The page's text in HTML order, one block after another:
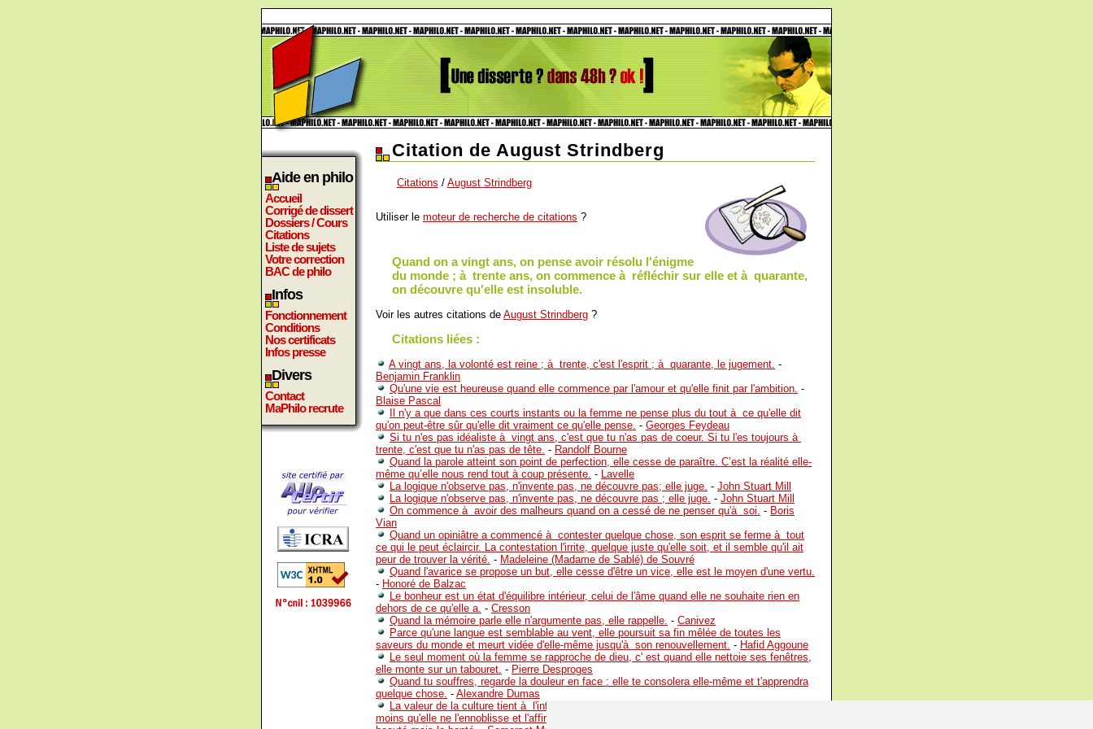
Aide en philo
Accueil
Corrigé de dissert
Dossiers / Cours
Citations
Liste de sujets
Votre correction
BAC de philo
Infos
Fonctionnement
Conditions
Nos certificats
Infos presse
Divers
Contact
MaPhilo recrute
Citation de August Strindberg
Citations / August Strindberg
Utiliser le moteur de recherche de citations ?
Quand on a vingt ans, on pense avoir résolu l'énigme
du monde ; à trente ans, on commence à réfléchir sur elle et à quarante,
on découvre qu'elle est insoluble.
Voir les autres citations de August Strindberg ?
Citations liées :
A vingt ans, la volonté est reine ; à trente, c'est l'esprit ; à quarante, le jugement. -
Benjamin Franklin
Qu'une vie est heureuse quand elle commence par l'amour et qu'elle finit par l'ambition. -
Blaise Pascal
Il n'y a que dans ces courts instants ou la femme ne pense plus du tout à ce qu'elle dit
qu'on peut-être sûr qu'elle dit vraiment ce qu'elle pense. - Georges Feydeau
Si tu n'es pas idéaliste à vingt ans, c'est que tu n'as pas de coeur. Si tu l'es toujours à
trente, c'est que tu n'as pas de tête. - Randolf Bourne
Quand la parole atteint son point de perfection, elle cesse de paraître. C’est la réalité elle-
même qu’elle nous rend tout à coup présente. - Lavelle
La logique n'observe pas, n'invente pas, ne découvre pas; elle juge. - John Stuart Mill
La logique n'observe pas, n'invente pas, ne découvre pas ; elle juge. - John Stuart Mill
On commence à avoir des malheurs quand on a cessé de ne penser qu'à soi. - Boris
Vian
Quand un opiniâtre a commencé à contester quelque chose, son esprit se ferme à tout
ce qui le peut éclaircir. La contestation l'irrite, quelque juste qu'elle soit, et il semble qu'il ait
peur de trouver la vérité. - Madeleine (Madame de Sablé) de Souvré
Quand l'avarice se propose un but, elle cesse d'être un vice, elle est le moyen d'une vertu.
- Honoré de Balzac
Le bonheur est un état d'équilibre intérieur, celui de l'âme quand elle ne souhaite rien en
dehors de ce qu'elle a. - Cresson
Quand la mémoire parle elle n'argumente pas, elle rappelle. - Canivez
Parce qu'une langue est semblable au vent, elle poursuit sa fin mêlée de toutes les
saveurs du monde et meurt vidée d'elle-même jusqu'à son renouvellement. - Hafid Aggoune
Le seul moment où la femme se rapproche de dieu, c' est quand elle nettoie ses fenêtres,
elle monte sur un tabouret. - Pierre Desproges
Quand tu souffres, regarde la douleur en face : elle te consolera elle-même et t'apprendra
quelque chose. - Alexandre Dumas
La valeur de la culture tient à l'influence qu'elle exerce sur le caractère. Elle est inutile à
moins qu'elle ne l'ennoblisse et l'affirme. Elle doit servir la vie. Son objectif n'est pas la